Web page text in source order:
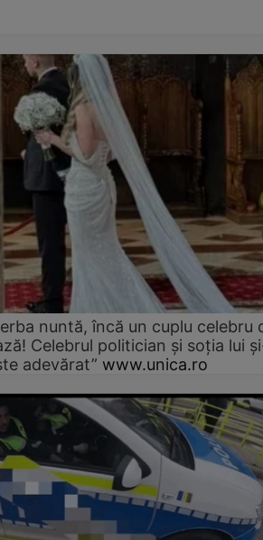
nuntă, încă un cuplu celebru
Celebrul politician și soția lui
adevărat” www.unica.ro